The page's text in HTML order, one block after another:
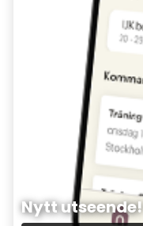
Nytt utseende!